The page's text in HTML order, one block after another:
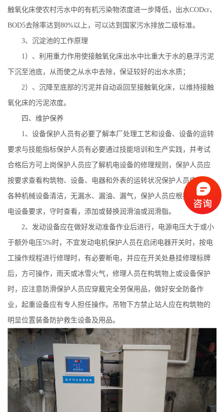
触氧化床使农村污水中的有机污染物浓度进一步降低，出水CODcr、
BOD5去除率达到 80%以上，可以达到国家污水排放二级标准。
3、沉淀池的工作原理
1）、利用重力作用使接触氧化床出水中比重大于水的悬浮污泥
下沉至池底，从而使之从水中去除，保证较好的出水水质；
2）、沉降至底部的污泥并自动返回至接触氧化床，以维持接触
氧化床的污泥浓度。
四、维护保养
1、设备保护人员有必要了解本厂处理工艺和设备、设备的运转
要求与技能指标保护人员有必要通过技能培训和生产实践，并考试
合格后方可上岗保护人员应了解机电设备的修理规则，保护人员应
按要求查看构筑物、设备、电器和外表的运转状况保护人员应坚持
各种机械设备清洁，无漏水、漏油、漏气，保护人员应根据不同机
电设备要求，守时查看，添加或替换润滑油或润滑脂。
2、发动设备应在做好发动准备作业后进行，电源电压大于或小
于额外电压5%时，不宜发动电机保护人员在启闭电器开关时，按电
工操作规程进行修理时，有必要断电，并应在开关处悬挂修理标牌
后，方可操作，雨天或冰雪火气，修理人员在构筑物上或设备保护
时，应注意防滑保护人员应穿戴完全劳保用品，做好安全防备作
业，起重设备应有专人担任操作。吊物下方禁止站人应在构筑物的
明显位置装备防护救生设备及用品。